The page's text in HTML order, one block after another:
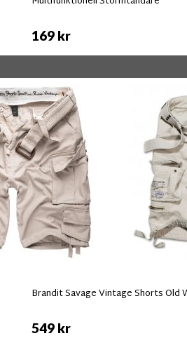
169 kr
Brandit Savage Vintage Shorts Old
549 kr